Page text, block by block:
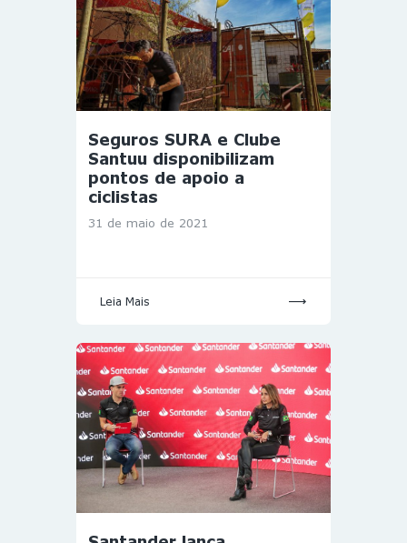
Seguros SURA e Clube
Santuu disponibilizam
pontos de apoio a
ciclistas
31 de maio de 2021
Leia Mais